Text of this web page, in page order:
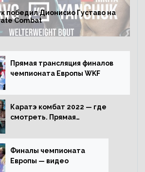
победил Дионисио Густаво на
Combat
Прямая трансляция финалов
чемпионата Европы WKF
Каратэ комбат 2022 — где
смотреть. Прямая
Финалы чемпионата
Европы — видео